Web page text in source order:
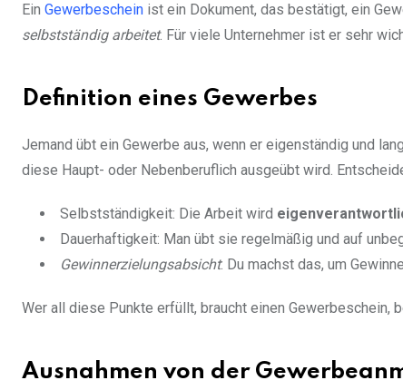
Ein Gewerbeschein ist ein Dokument, das bestätigt, ein
selbstständig arbeitet. Für viele Unternehmer ist er sehr
Definition eines Gewerbes
Jemand übt ein Gewerbe aus, wenn er eigenständig und
diese Haupt- oder Nebenberuflich ausgeübt wird.
Selbstständigkeit: Die Arbeit wird
Dauerhaftigkeit: Man übt sie regelmäßig und auf
Gewinnerzielungsabsicht: Du machst das, um
Wer all diese Punkte erfüllt, braucht einen Gewerbeschein,
Ausnahmen von der